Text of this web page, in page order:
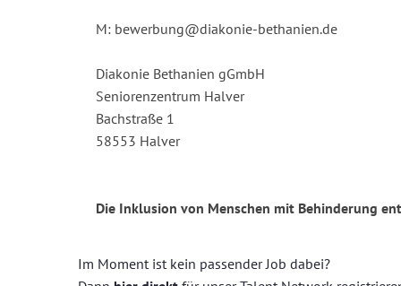
M: bewerbung@diakonie-bethanien.de
Diakonie Bethanien gGmbH
Seniorenzentrum Halver
Bachstraße 1
58553 Halver
Die Inklusion von Menschen mit Behinderung
Im Moment ist kein passender Job dabei?